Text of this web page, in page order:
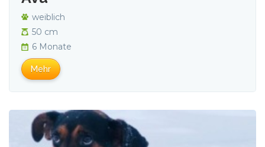
weiblich
50 cm
6 Monate
Mehr